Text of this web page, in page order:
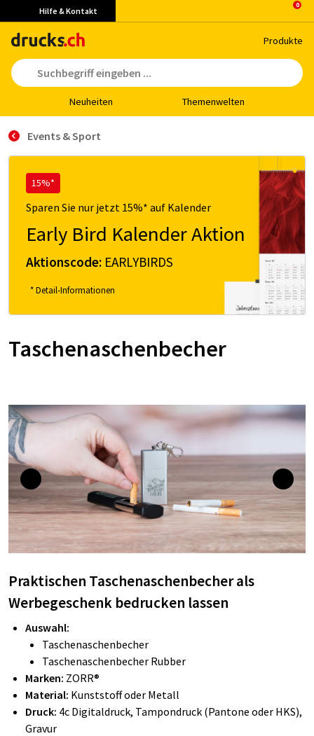
Hilfe & Kontakt
Pro­duk­te
Neu­hei­ten The­men­wel­ten
Events & Sport
15%*
Sparen Sie nur jetzt 15%* auf Kalender
Early Bird Kalender Aktion
Aktionscode: EARLYBIRDS
* Detail-Informationen
Taschenaschenbecher
Praktischen Taschenaschenbecher als
Werbegeschenk bedrucken lassen
Auswahl:
Taschenaschenbecher
Taschenaschenbecher Rubber
Marken: ZORR®
Material: Kunststoff oder Metall
Druck: 4c Digitaldruck, Tampondruck (Pantone oder HKS),
Gravur